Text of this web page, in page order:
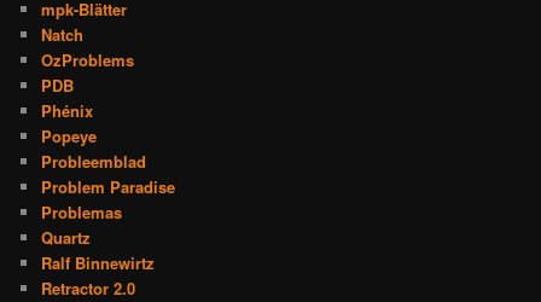
mpk-Blätter
Natch
OzProblems
PDB
Phénix
Popeye
Probleemblad
Problem Paradise
Problemas
Quartz
Ralf Binnewirtz
Retractor 2.0